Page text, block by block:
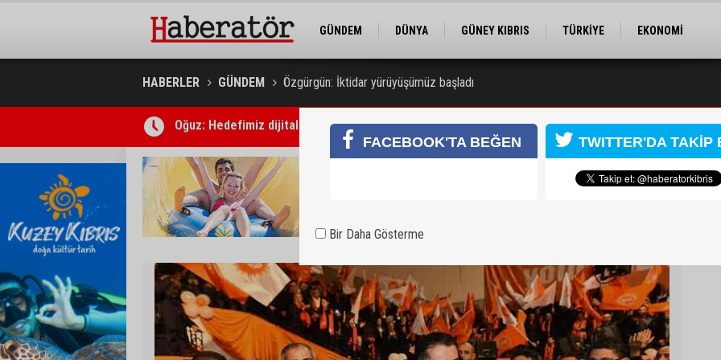
GÜNDEM DÜNYA GÜNEY KIBRIS TÜRKİYE
EKONOMİ
HABERLER GÜNDEM Özgürgün: İktidar yürüyüşümüz başladı
Süpermarketteki bıçaklı saldırının zanlısı 7 gün daha tutuklu kalacak
FACEBOOK'TA BEĞEN TWITTER'DA TAKİP
Bir Daha Gösterme